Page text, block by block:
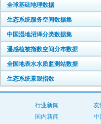
全球基础地理数据
生态系统服务空间数据集
中国湿地沼泽分类数据集
遥感植被指数空间分布数据
全国地表水水质监测站数据
生态系统景观指数
行业新闻
国内新闻
友
中